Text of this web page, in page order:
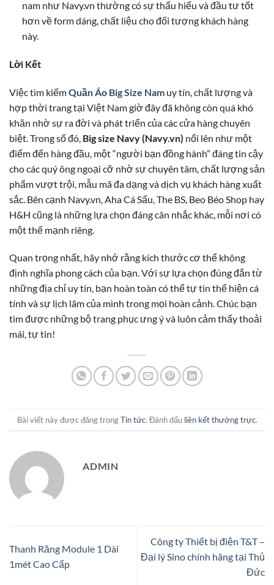
nam như Navy.vn thường có sự thấu hiểu và đầu tư tốt
hơn về form dáng, chất liệu cho đối tượng khách hàng
này.
Lời Kết
Việc tìm kiếmQuần Áo Big Size Nam uy tín, chất lượng và
hợp thời trang tại Việt Nam giờ đây đã không còn quá khó
khăn nhờ sự ra đời và phát triển của các cửa hàng chuyên
biệt. Trong số đó, Big size Navy (Navy.vn) nổi lên như một
điểm đến hàng đầu, một “người bạn đồng hành” đáng tin cậy
cho các quý ông ngoại cỡ nhờ sự chuyên tâm, chất lượng sản
phẩm vượt trội, mẫu mã đa dạng và dịch vụ khách hàng xuất
sắc. Bên cạnh Navy.vn, Aha Cá Sấu, The BS, Beo Béo Shop hay
H&H cũng là những lựa chọn đáng cân nhắc khác, mỗi nơi có
một thế mạnh riêng.
Quan trọng nhất, hãy nhớ rằng kích thước cơ thể không
định nghĩa phong cách của bạn. Với sự lựa chọn đúng đắn từ
những địa chỉ uy tín, bạn hoàn toàn có thể tự tin thể hiện cá
tính và sự lịch lãm của mình trong mọi hoàn cảnh. Chúc bạn
tìm được những bộ trang phục ưng ý và luôn cảm thấy thoải
mái, tự tin!
Bài viết này được đăng trongTin tức. Đánh dấu liên kết thường trực.
ADMIN
Thanh Răng Module 1 Dài
1mét Cao Cấp
Công ty Thiết bị điện T&T –
Đại lý Sino chính hãng tại Thủ
Đức